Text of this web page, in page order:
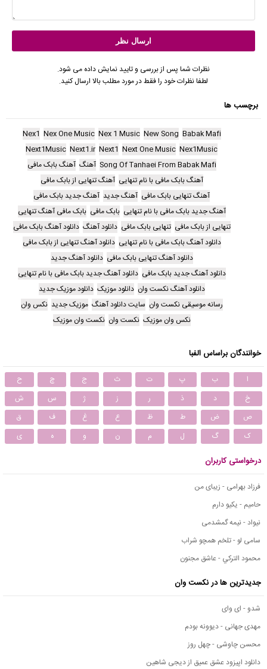
نظرات شما پس از بررسی و تایید نمایش داده می شود.
لطفا نظرات خود را فقط در مورد مطلب بالا ارسال کنید.
برچسب ها
Babak Mafi
New Song
Nex 1 Music
Nex One Music
Nex1
Nex1Music
Next One Music
Next1
Next1.ir
Next1Music
Song Of Tanhaei From Babak Mafi آهنگ آهنگ بابک مافی
آهنگ بابک مافی با نام تنهایی آهنگ تنهایی از بابک مافی
آهنگ تنهایی بابک مافی آهنگ جدید آهنگ جدید بابک مافی
آهنگ جدید بابک مافی با نام تنهایی بابک مافی بابک مافی آهنگ تنهایی
تنهایی از بابک مافی تنهایی بابک مافی دانلود آهنگ دانلود آهنگ بابک مافی
دانلود آهنگ بابک مافی با نام تنهایی دانلود آهنگ تنهایی از بابک مافی
دانلود آهنگ تنهایی بابک مافی دانلود آهنگ جدید
دانلود آهنگ جدید بابک مافی دانلود آهنگ جدید بابک مافی با نام تنهایی
دانلود آهنگ نکست وان دانلود موزیک دانلود موزیک جدید
رسانه موسیقی نکست وان سایت دانلود آهنگ موزیک جدید نکس وان
نکس وان موزیک نکست وان نکست وان موزیک
خوانندگان براساس الفبا
ا ب پ ت ث ج چ
ح
خ
د ذ ر ز ژ س
ش
ص
ض ط ظ ع غ ف
ق
ک
گ ل م ن و ه ی
درخواستی کاربران
فرزاد بهرامی - زیبای من
حامیم - یکیو دارم
نیواد - نیمه گمشدمی
سامی لو - تلخم همچو شراب
محمود التركي - عاشق مجنون
جدیدترین ها در نکست وان
شدو - ای وای
مهدی جهانی - دیوونه بودم
محسن چاوشی - چهل روز
دانلود اپیزود عشق عمیق از دیجی شاهین